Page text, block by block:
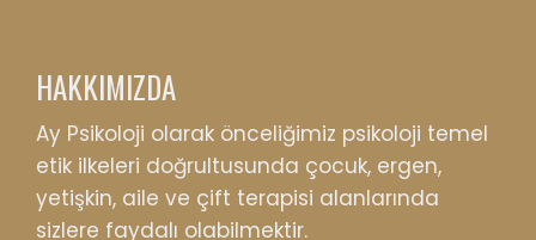
HAKKIMIZDA
Ay Psikoloji olarak önceliğimiz psikoloji temel
etik ilkeleri doğrultusunda çocuk, ergen,
yetişkin, aile ve çift terapisi alanlarında
sizlere faydalı olabilmektir.